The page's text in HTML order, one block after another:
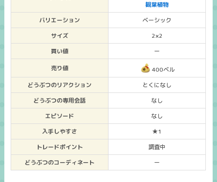
観葉植物
バリエーション
ベーシック
サイズ
2×2
買い値
ー
売り値
400ベル
どうぶつのリアクション
とくになし
どうぶつの専用会話
なし
エピソード
なし
入手しやすさ
★1
トレードポイント
調査中
どうぶつのコーディネート
ー